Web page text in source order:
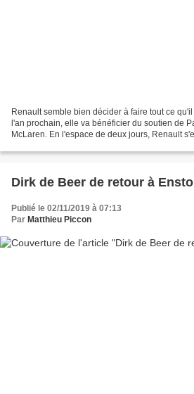
Renault semble bien décider à faire tout ce
l'an prochain, elle va bénéficier du soutien de
McLaren. En l'espace de deux jours, Renault
Dirk de Beer de retour à
Publié le 02/11/2019 à 07:13
Par Matthieu Piccon